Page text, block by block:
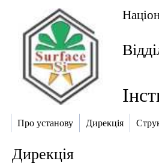
Про установу Дирекція
Дирекція